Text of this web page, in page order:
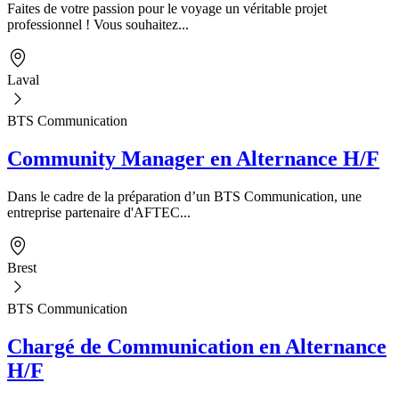
Faites de votre passion pour le voyage un véritable projet
professionnel ! Vous souhaitez...
Laval
BTS Communication
Community Manager en Alternance H/F
Dans le cadre de la préparation d’un BTS Communication, une
entreprise partenaire d'AFTEC...
Brest
BTS Communication
Chargé de Communication en Alternance
H/F